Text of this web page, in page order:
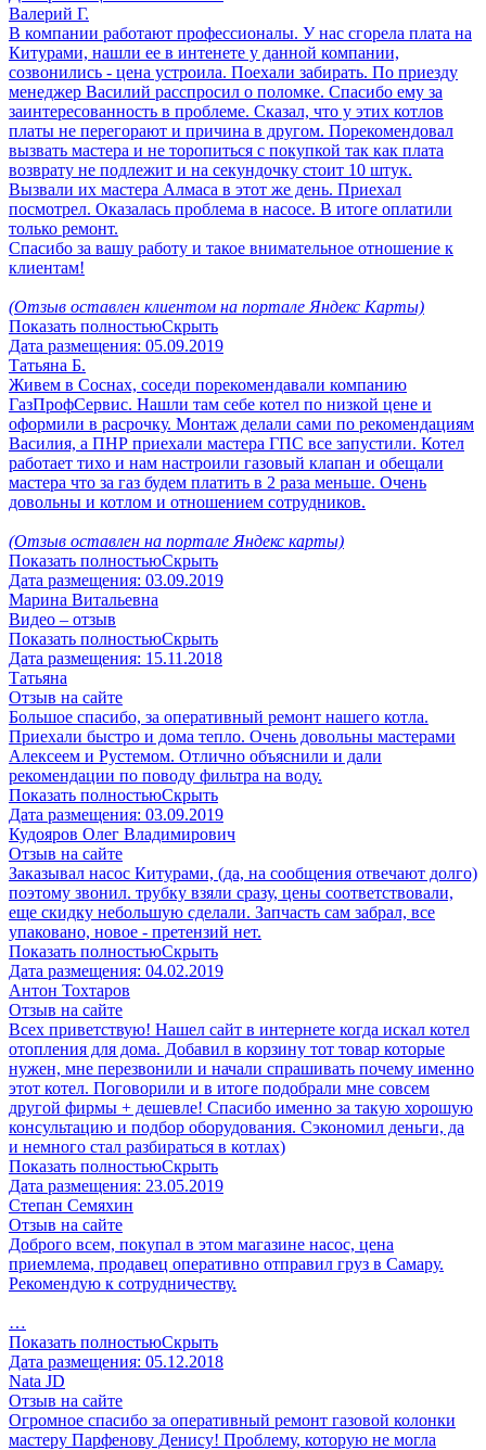
Валерий Г.
В компании работают профессионалы. У нас сгорела плата на
Китурами, нашли ее в интенете у данной компании,
созвонились - цена устроила. Поехали забирать. По приезду
менеджер Василий расспросил о поломке. Спасибо ему за
заинтересованность в проблеме. Сказал, что у этих котлов
платы не перегорают и причина в другом. Порекомендовал
вызвать мастера и не торопиться с покупкой так как плата
возврату не подлежит и на секундочку стоит 10 штук.
Вызвали их мастера Алмаса в этот же день. Приехал
посмотрел. Оказалась проблема в насосе. В итоге оплатили
только ремонт.
Спасибо за вашу работу и такое внимательное отношение к
клиентам!
(Отзыв оставлен клиентом на портале Яндекс Карты)
Показать полностьюСкрыть
Дата размещения: 05.09.2019
Татьяна Б.
Живем в Соснах, соседи порекомендавали компанию
ГазПрофСервис. Нашли там себе котел по низкой цене и
оформили в расрочку. Монтаж делали сами по рекомендациям
Василия, а ПНР приехали мастера ГПС все запустили. Котел
работает тихо и нам настроили газовый клапан и обещали
мастера что за газ будем платить в 2 раза меньше. Очень
довольны и котлом и отношением сотрудников.
(Отзыв оставлен на портале Яндекс карты)
Показать полностьюСкрыть
Дата размещения: 03.09.2019
Марина Витальевна
Видео – отзыв
Показать полностьюСкрыть
Дата размещения: 15.11.2018
Татьяна
Отзыв на сайте
Большое спасибо, за оперативный ремонт нашего котла.
Приехали быстро и дома тепло. Очень довольны мастерами
Алексеем и Рустемом. Отлично объяснили и дали
рекомендации по поводу фильтра на воду.
Показать полностьюСкрыть
Дата размещения: 03.09.2019
Кудояров Олег Владимирович
Отзыв на сайте
Заказывал насос Китурами, (да, на сообщения отвечают долго)
поэтому звонил. трубку взяли сразу, цены соответствовали,
еще скидку небольшую сделали. Запчасть сам забрал, все
упаковано, новое - претензий нет.
Показать полностьюСкрыть
Дата размещения: 04.02.2019
Антон Тохтаров
Отзыв на сайте
Всех приветствую! Нашел сайт в интернете когда искал котел
отопления для дома. Добавил в корзину тот товар которые
нужен, мне перезвонили и начали спрашивать почему именно
этот котел. Поговорили и в итоге подобрали мне совсем
другой фирмы + дешевле! Спасибо именно за такую хорошую
консультацию и подбор оборудования. Сэкономил деньги, да
и немного стал разбираться в котлах)
Показать полностьюСкрыть
Дата размещения: 23.05.2019
Степан Семяхин
Отзыв на сайте
Доброго всем, покупал в этом магазине насос, цена
приемлема, продавец оперативно отправил груз в Самару.
Рекомендую к сотрудничеству.
…
Показать полностьюСкрыть
Дата размещения: 05.12.2018
Nata JD
Отзыв на сайте
Огромное спасибо за оперативный ремонт газовой колонки
мастеру Парфенову Денису! Проблему, которую не могла